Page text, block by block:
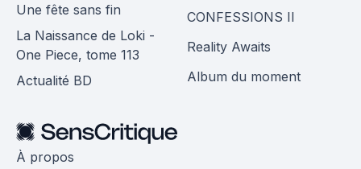
Une fête sans fin
La Naissance de Loki -
One Piece, tome 113
Actualité BD
CONFESSIONS II
Reality Awaits
Album du moment
À propos